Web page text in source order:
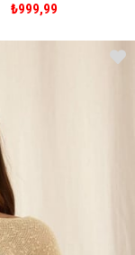
₺999,99